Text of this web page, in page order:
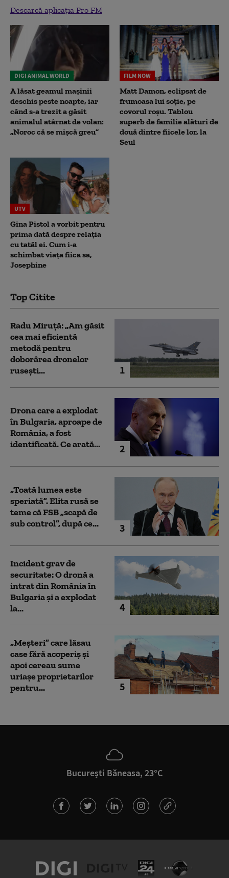
Descarcă aplicația Pro FM
DIGI ANIMAL WORLD
A lăsat geamul mașinii
deschis peste noapte, iar
când s-a trezit a găsit
animalul atârnat de volan:
„Noroc că se mișcă greu”
FILM NOW
Matt Damon, eclipsat de
frumoasa lui soție, pe
covorul roșu. Tablou
superb de familie alături de
două dintre fiicele lor, la
Seul
UTV
Gina Pistol a vorbit pentru
prima dată despre relația
cu tatăl ei. Cum i-a
schimbat viața fiica sa,
Josephine
Top Citite
1
Radu Miruță: „Am găsit
cea mai eficientă
metodă pentru
doborârea dronelor
rusești...
2
Drona care a explodat
în Bulgaria, aproape de
România, a fost
identificată. Ce arată...
3
„Toată lumea este
speriată”. Elita rusă se
teme că FSB „scapă de
sub control”, după ce...
4
Incident grav de
securitate: O dronă a
intrat din România în
Bulgaria şi a explodat
la...
5
„Meșteri” care lăsau
case fără acoperiș și
apoi cereau sume
uriașe proprietarilor
pentru...
București Băneasa, 23°C